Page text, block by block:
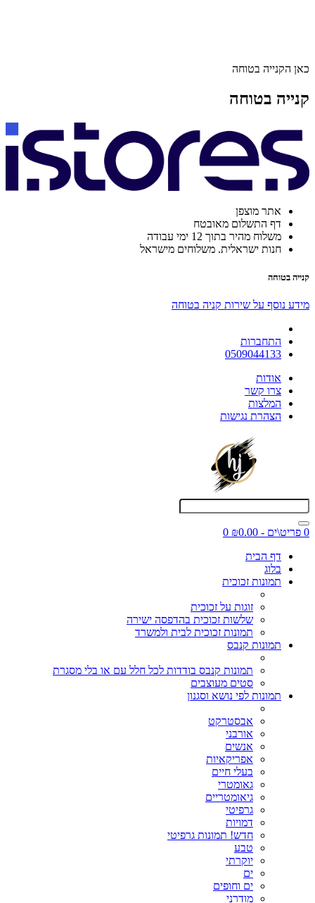
כאן הקנייה בטוחה
קנייה בטוחה
אתר מוצפן
דף התשלום מאובטח
משלוח מהיר בתוך 12 ימי עבודה
חנות ישראלית. משלוחים מישראל
קנייה בטוחה
מידע נוסף על שירות קניה בטוחה
התחברות
0509044133
אודות
צרו קשר
המלצות
הצהרת נגישות
0 פריט\ים - ₪0.00
0
דף הבית
בלוג
תמונות זכוכית
זוגות על זכוכית
שלשות זכוכית בהדפסה ישירה
תמונות זכוכית לבית ולמשרד
תמונות קנבס
תמונות קנבס בודדות לכל חלל עם או בלי מסגרת
סטים מעוצבים
תמונות לפי נושא וסגנון
אבסטרקט
אורבני
אנשים
אפריקאיות
בעלי חיים
גאומטרי
גיאומטריים
גרפיטי
דמויות
חדש! תמונות גרפיטי
טבע
יוקרתי
ים
ים וחופים
מודרני